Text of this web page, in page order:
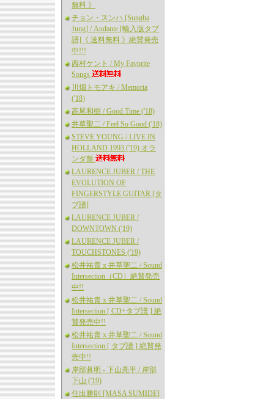
無料 》
チョン・スンハ [Sungha
Jung] / Andante [輸入版タブ
譜]《 送料無料 》絶賛発売
中!!!
西村ケント / My Favorite
Songs
川畑トモアキ / Memoria
('18)
高尾和樹 / Good Time ('18)
井草聖二 / Feel So Good ('18)
STEVE YOUNG / LIVE IN
HOLLAND 1993 ('19) オラ
ンダ盤
LAURENCE JUBER / THE
EVOLUTION OF
FINGERSTYLE GUITAR [タ
ブ譜]
LAURENCE JUBER /
DOWNTOWN ('19)
LAURENCE JUBER /
TOUCHSTONES ('19)
松井祐貴 x 井草聖二 / Sound
Intersection（CD）絶賛発売
中!!
松井祐貴 x 井草聖二 / Sound
Intersection [ CD+タブ譜 ] 絶
賛発売中!!
松井祐貴 x 井草聖二 / Sound
Intersection [ タブ譜 ] 絶賛発
売中!!
岸部眞明 - 下山亮平 / 岸部
下山 ('19)
住出勝則 [MASA SUMIDE]